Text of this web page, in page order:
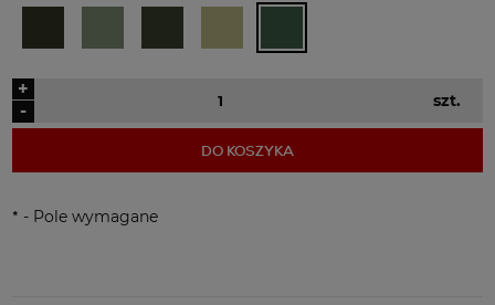
-
+
szt.
DO KOSZYKA
* - Pole wymagane